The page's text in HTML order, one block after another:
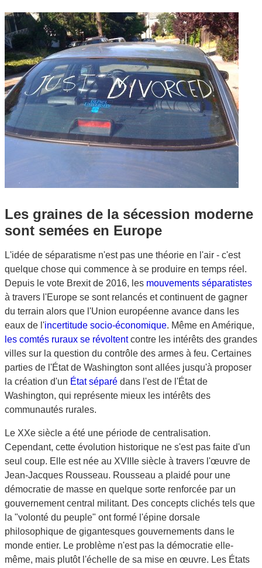
Les graines de la sécession moderne
sont semées en Europe
L'idée de séparatisme n'est pas une théorie en l'air - c'est
quelque chose qui commence à se produire en temps réel.
Depuis le vote Brexit de 2016, les mouvements séparatistes
à travers l'Europe se sont relancés et continuent de gagner
du terrain alors que l'Union européenne avance dans les
eaux de l'incertitude socio-économique. Même en Amérique,
les comtés ruraux se révoltentcontre les intérêts des grandes
villes sur la question du contrôle des armes à feu. Certaines
parties de l'État de Washington sont allées jusqu'à proposer
la création d'un État séparé dans l'est de l'État de
Washington, qui représente mieux les intérêts des
communautés rurales.
Le XXe siècle a été une période de centralisation.
Cependant, cette évolution historique ne s'est pas faite d'un
seul coup. Elle est née au XVIIIe siècle à travers l'œuvre de
Jean-Jacques Rousseau. Rousseau a plaidé pour une
démocratie de masse en quelque sorte renforcée par un
gouvernement central militant. Des concepts clichés tels que
la "volonté du peuple" ont formé l'épine dorsale
philosophique de gigantesques gouvernements dans le
monde entier. Le problème n'est pas la démocratie elle-
même, mais plutôt l'échelle de sa mise en œuvre. Les États